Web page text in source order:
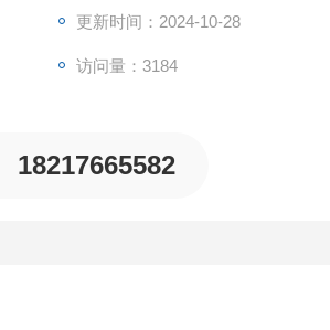
更新时间：2024-10-28
访问量：3184
18217665582